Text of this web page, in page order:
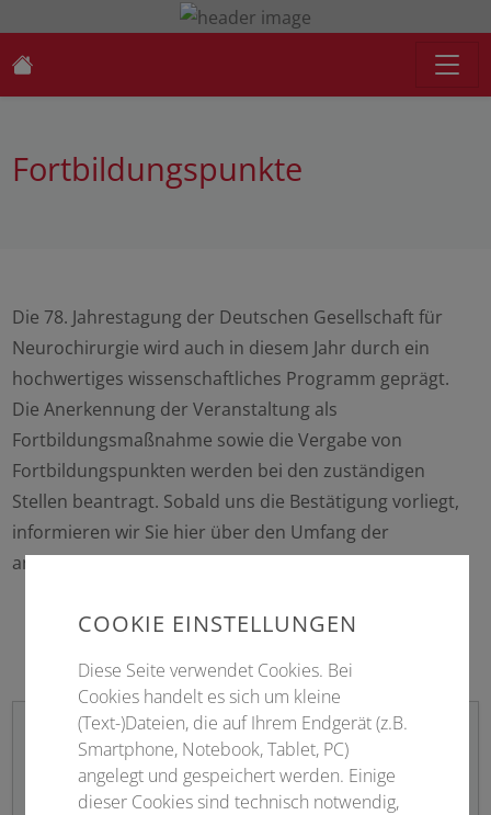
Fortbildungspunkte
Die 78. Jahrestagung der Deutschen Gesellschaft für
Neurochirurgie wird auch in diesem Jahr durch ein
hochwertiges wissenschaftliches Programm geprägt.
Die Anerkennung der Veranstaltung als
Fortbildungsmaßnahme sowie die Vergabe von
Fortbildungspunkten werden bei den zuständigen
Stellen beantragt. Sobald uns die Bestätigung vorliegt,
informieren wir Sie hier über den Umfang der
anerkannten Fortbildungspunkte.
Newsletteranmeldung
COOKIE EINSTELLUNGEN
Diese Seite verwendet Cookies. Bei
Cookies handelt es sich um kleine
(Text-)Dateien, die auf Ihrem Endgerät (z.B.
Smartphone, Notebook, Tablet, PC)
angelegt und gespeichert werden. Einige
dieser Cookies sind technisch notwendig,